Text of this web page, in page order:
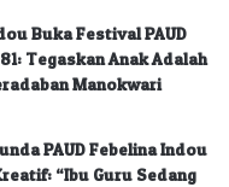
Buka Festival PAUD
Tegaskan Anak Adalah
Manokwari
PAUD Febelina Indou
“Ibu Guru Sedang